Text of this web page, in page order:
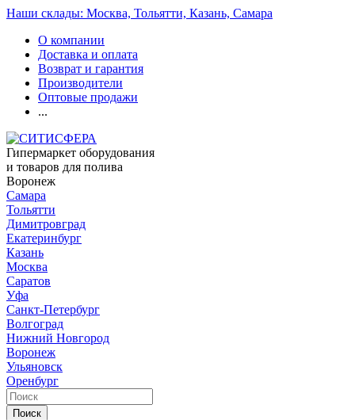
Наши склады: Москва, Тольятти, Казань, Самара
О компании
Доставка и оплата
Возврат и гарантия
Производители
Оптовые продажи
...
Гипермаркет оборудования
и товаров для полива
Воронеж
Самара
Тольятти
Димитровград
Екатеринбург
Казань
Москва
Саратов
Уфа
Санкт-Петербург
Волгоград
Нижний Новгород
Воронеж
Ульяновск
Оренбург
Поиск